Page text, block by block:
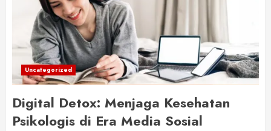
1
Digital Detox: Menjaga Kesehatan
Psikologis di Era Media Sosial
Bahagia Bersama Tak Harus Sama:
Uncategorized
Digital Detox: Menjaga Kesehatan
Psikologis di Era Media Sosial